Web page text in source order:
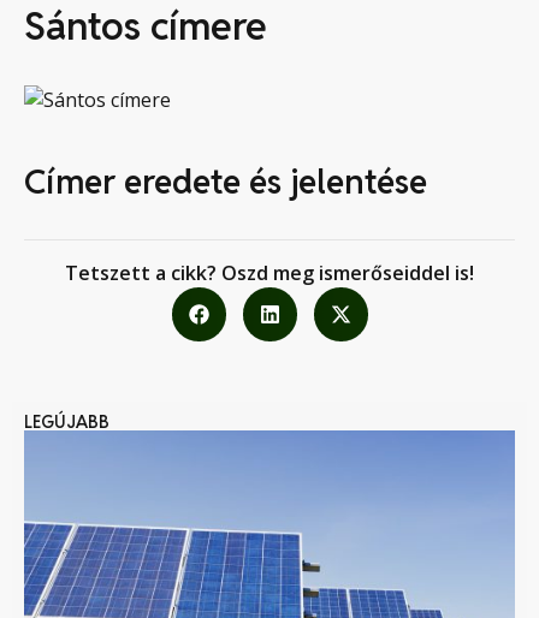
Sántos címere
Címer eredete és jelentése
Tetszett a cikk? Oszd meg ismerőseiddel is!
LEGÚJABB